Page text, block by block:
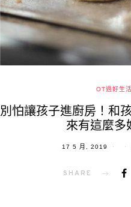
OT過好生活
別怕讓孩子進廚房！和
來有這麼多
POSTED
17 5 月, 2019
SHARE